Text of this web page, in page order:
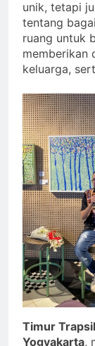
unik, tetapi
tentang
ruang untuk
memberikan
keluarga,
Timur
Yogyakarta,